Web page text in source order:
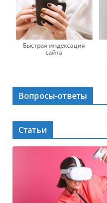
Быстрая индексация
сайта
Вопросы-ответы
Статьи